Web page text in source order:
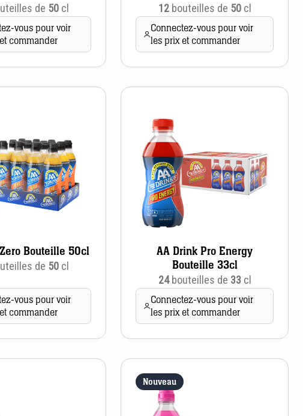
de 50cl
vous pour voir
commander
12bouteilles de 50cl
Connectez-vous pour voir
les prix et commander
Bouteille 50cl
de 50cl
vous pour voir
commander
AA Drink Pro Energy
Bouteille 33cl
24bouteilles de 33cl
Connectez-vous pour voir
les prix et commander
Nouveau